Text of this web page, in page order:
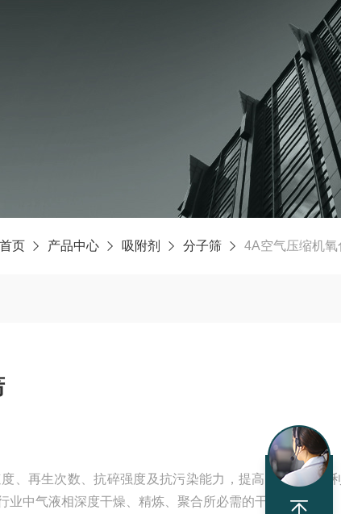
首页 产品中心 吸附剂 分子筛 4A空气压缩机
、再生次数、抗碎强度及抗污染能力，提高了分子筛的
业中气液相深度干燥、精炼、聚合所必需的干燥剂。